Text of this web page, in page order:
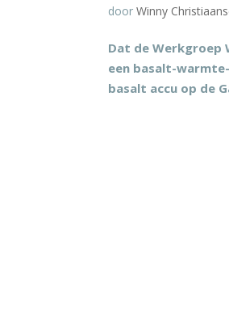
doorWinny
Dat de Werkgroep
een basalt-
basalt accu op de